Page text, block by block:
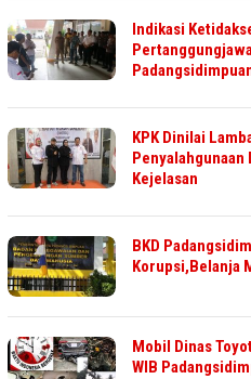
Indikasi
KPK Dinilai
Penyalahgunaan
Kejelasan
BKD
Korupsi,Belanja
Mobil Dinas
WIB